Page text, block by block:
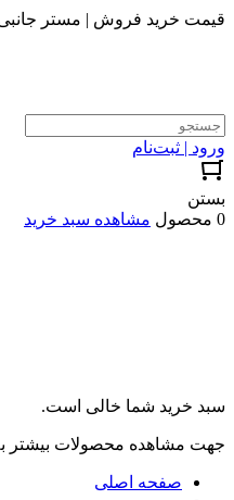
قیمت خرید فروش | مستر
ورود | ثبت‌نام
بستن
0 محصول
مشاهده سبد خرید
سبد خرید شما خالی است.
جهت مشاهده محصولات بیشتر
صفحه اصلی